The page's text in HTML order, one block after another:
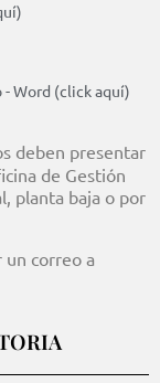
Word (click aquí)
deben presentar
de Gestión
planta baja o por
un correo a